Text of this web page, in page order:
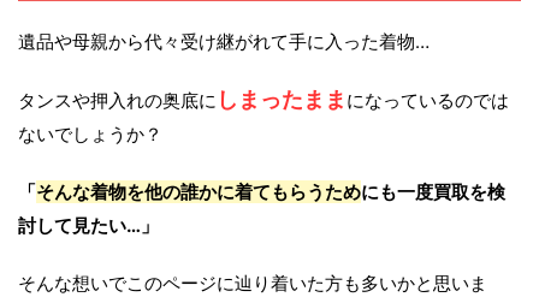
遺品や母親から代々受け継がれて手に入った着物…
タンスや押入れの奥底に しまったまま になっているのでは
ないでしょうか？
「そんな着物を他の誰かに着てもらうためにも一度買取を検
討して見たい…」
そんな想いでこのページに辿り着いた方も多いかと思いま